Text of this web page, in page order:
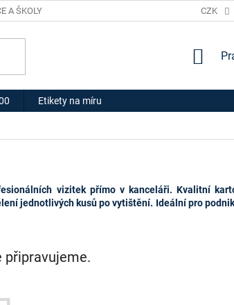
A ŠKOLY HODNOCENÍ
CZK
Etikety na míru
vizitek přímo v kanceláři. Kvalitní
jednotlivých kusů po vytištění. Ideální pro
připravujeme.